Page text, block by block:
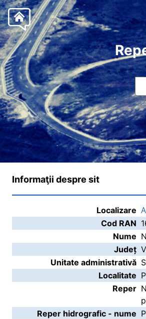
Informaţii despre sit
Localizare
Cod RAN
Nume
Județ
Unitate administrativă
Localitate
Reper
Reper hidrografic - nume